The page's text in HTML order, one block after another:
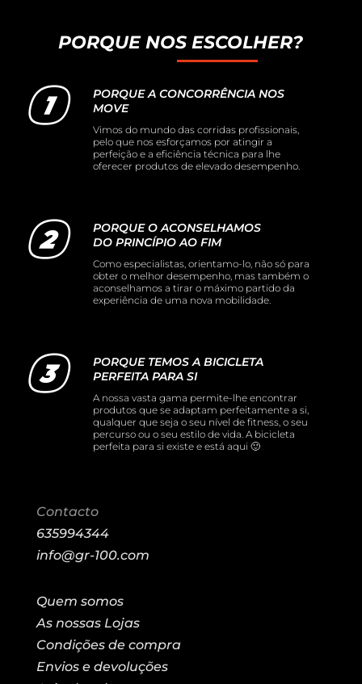
PORQUE NOS ESCOLHER?
PORQUE A CONCORRÊNCIA NOS
MOVE
Vimos do mundo das corridas profissionais,
pelo que nos esforçamos por atingir a
perfeição e a eficiência técnica para lhe
oferecer produtos de elevado desempenho.
PORQUE O ACONSELHAMOS
DO PRINCÍPIO AO FIM
Como especialistas, orientamo-lo, não só para
obter o melhor desempenho, mas também o
aconselhamos a tirar o máximo partido da
experiência de uma nova mobilidade.
PORQUE TEMOS A BICICLETA
PERFEITA PARA SI
A nossa vasta gama permite-lhe encontrar
produtos que se adaptam perfeitamente a si,
qualquer que seja o seu nível de fitness, o seu
percurso ou o seu estilo de vida. A bicicleta
perfeita para si existe e está aqui 🙂
Contacto
635994344
info@gr-100.com
Quem somos
As nossas Lojas
Condições de compra
Envios e devoluções